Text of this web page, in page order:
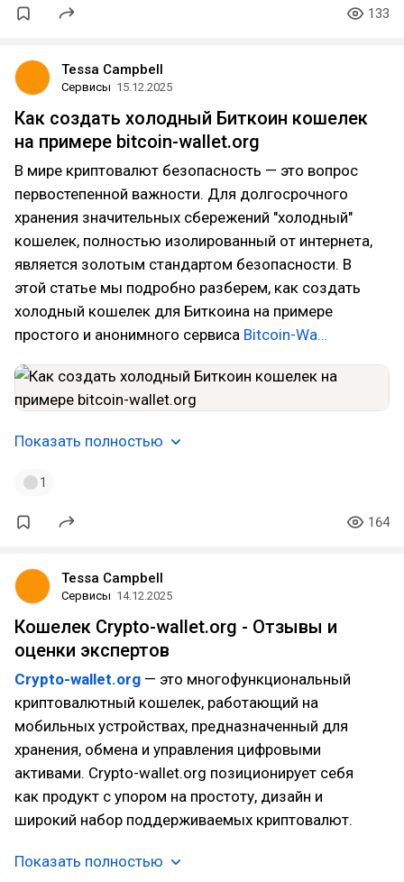
133
Tessa Campbell
Сервисы 15.12.2025
Как создать холодный Биткоин кошелек
на примере bitcoin-wallet.org
В мире криптовалют безопасность — это вопрос
первостепенной важности. Для долгосрочного
хранения значительных сбережений "холодный"
кошелек, полностью изолированный от интернета,
является золотым стандартом безопасности. В
этой статье мы подробно разберем, как создать
холодный кошелек для Биткоина на примере
простого и анонимного сервиса Bitcoin-Wa…
Показать полностью
1
164
Tessa Campbell
Сервисы 14.12.2025
Кошелек Crypto-wallet.org - Отзывы и
оценки экспертов
Crypto-wallet.org — это многофункциональный
криптовалютный кошелек, работающий на
мобильных устройствах, предназначенный для
хранения, обмена и управления цифровыми
активами. Crypto-wallet.org позиционирует себя
как продукт с упором на простоту, дизайн и
широкий набор поддерживаемых криптовалют.
Показать полностью